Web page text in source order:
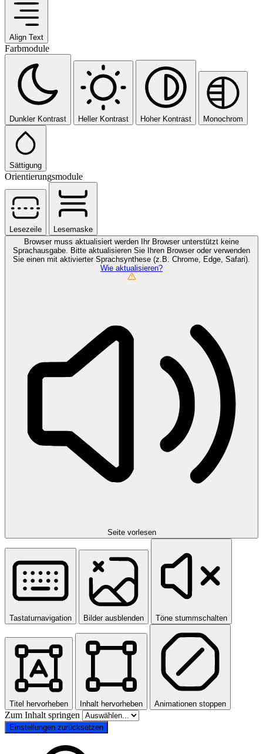
Align Text
Farbmodule
Dunkler Kontrast Heller Kontrast Hoher Kontrast Monochrom
Sättigung
Orientierungsmodule
Lesezeile
Lesemaske
Browser muss aktualisiert werden
Ihr Browser unterstützt keine
Sprachausgabe. Bitte aktualisieren Sie Ihren Browser oder verwenden
Sie einen mit aktivierter Sprachsynthese (z.B. Chrome, Edge, Safari).
Wie aktualisieren?
Seite vorlesen
Tastaturnavigation Bilder ausblenden Töne stummschalten
Titel hervorheben Inhalt hervorheben Animationen stoppen
Zum Inhalt springen
Einstellungen zurücksetzen